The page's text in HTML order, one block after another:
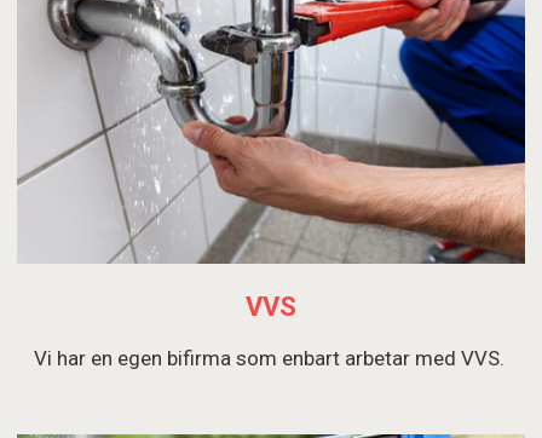
VVS
Vi har en egen bifirma som enbart arbetar med VVS.